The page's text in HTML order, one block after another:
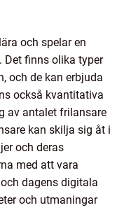
och spelar en
finns olika typer
och de kan erbjuda
också kvantitativa
av antalet frilansare
kan skilja sig åt i
och deras
med att vara
dagens digitala
och utmaningar